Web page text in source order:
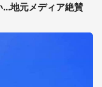
地元メディア絶賛